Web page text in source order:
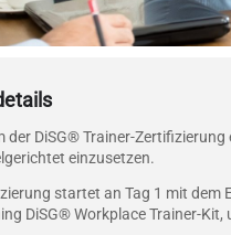
der DiSG® Trainer-
einzusetzen.
startet an Tag 1 mit
DiSG® Workplace Trainer-